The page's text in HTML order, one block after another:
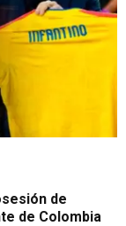
de
de Colombia